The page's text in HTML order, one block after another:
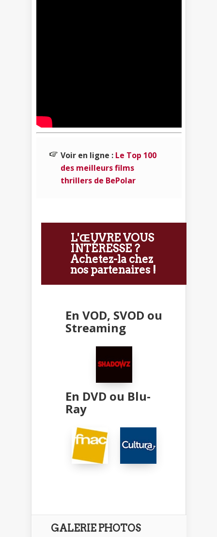
Voir en ligne : Le Top 100
des meilleurs films
thrillers de BePolar
L'ŒUVRE VOUS
INTÉRESSE ?
Achetez-la chez
nos partenaires !
En VOD, SVOD ou
Streaming
En DVD ou Blu-
Ray
GALERIE PHOTOS